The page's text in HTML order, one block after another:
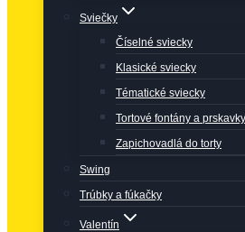
Sviečky
Číselné sviecky
Klasické sviecky
Tématické sviecky
Tortové fontány a prskavky
Zapichovadlá do torty
Swing
Trúbky a fúkačky
Valentín